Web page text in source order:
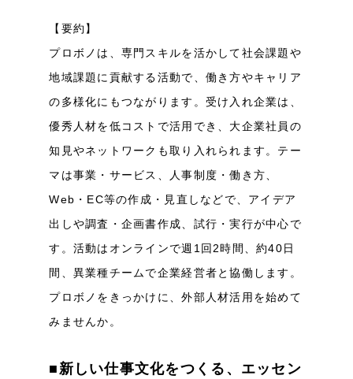
【要約】
プロボノは、専門スキルを活かして社会課題や
地域課題に貢献する活動で、働き方やキャリア
の多様化にもつながります。受け入れ企業は、
優秀人材を低コストで活用でき、大企業社員の
知見やネットワークも取り入れられます。テー
マは事業・サービス、人事制度・働き方、
Web・EC等の作成・見直しなどで、アイデア
出しや調査・企画書作成、試行・実行が中心で
す。活動はオンラインで週1回2時間、約40日
間、異業種チームで企業経営者と協働します。
プロボノをきっかけに、外部人材活用を始めて
みませんか。
■新しい仕事文化をつくる、エッセン